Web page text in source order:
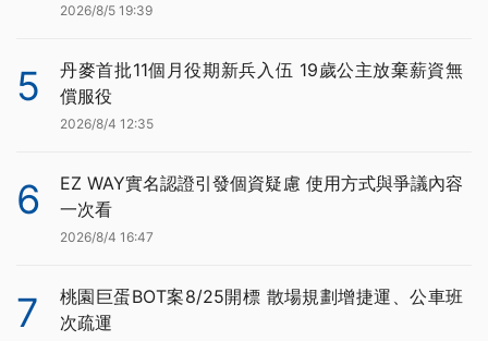
2026/8/5 19:39
5
丹麥首批11個月役期新兵入伍 19歲公主放棄薪資無
償服役
2026/8/4 12:35
6
EZ WAY實名認證引發個資疑慮 使用方式與爭議內容
一次看
2026/8/4 16:47
7
桃園巨蛋BOT案8/25開標 散場規劃增捷運、公車班
次疏運